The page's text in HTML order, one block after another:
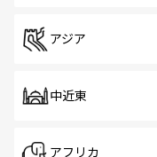
アジア
中近東
アフリカ